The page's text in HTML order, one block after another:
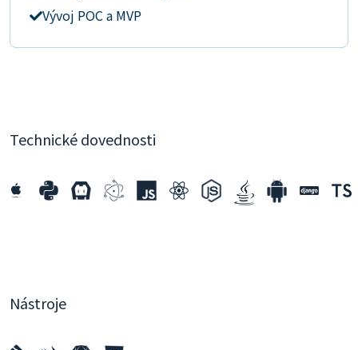
Vývoj POC a MVP
Technické dovednosti
Nástroje